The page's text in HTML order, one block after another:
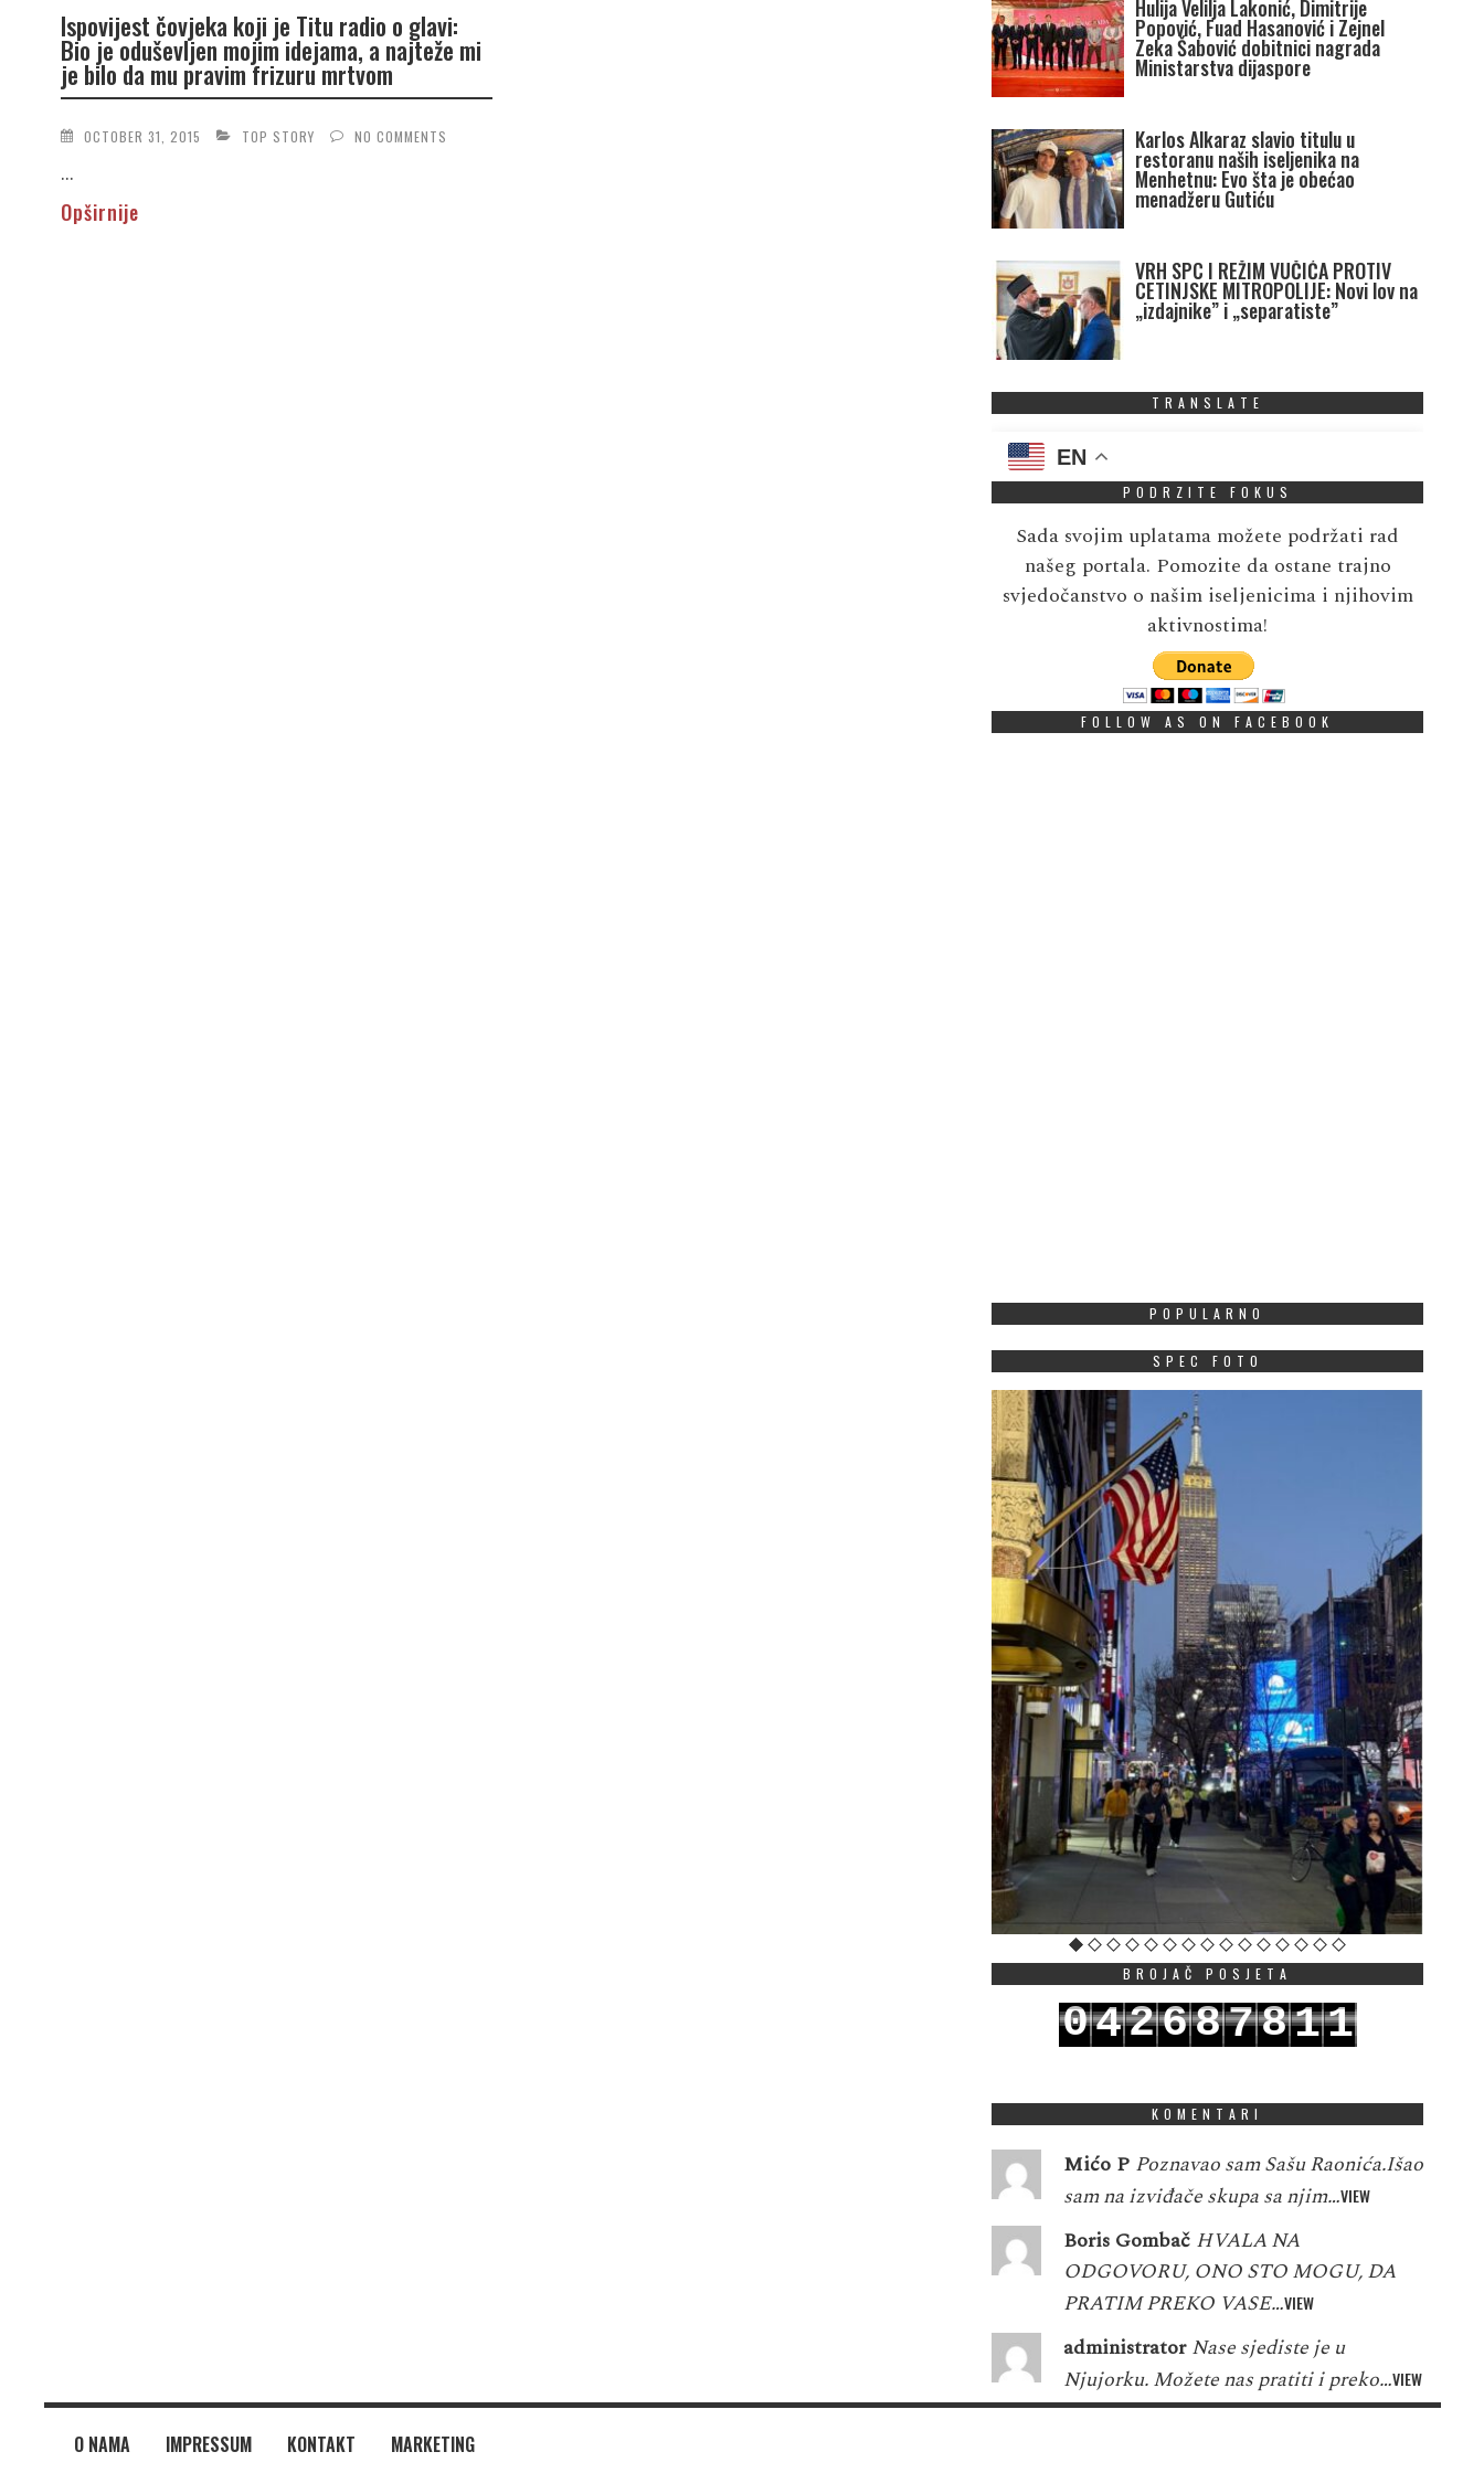
Ispovijest čovjeka koji je Titu radio o glavi:
Bio je oduševljen mojim idejama, a najteže mi
je bilo da mu pravim frizuru mrtvom
OCTOBER 31, 2015 TOP STORY NO COMMENTS
...
Opširnije
Hulija Velilja Lakonić, Dimitrije
Popović, Fuad Hasanović i Zejnel
Zeka Šabović dobitnici nagrada
Ministarstva dijaspore
Karlos Alkaraz slavio titulu u
restoranu naših iseljenika na
Menhetnu: Evo šta je obećao
menadžeru Gutiću
VRH SPC I REŽIM VUČIĆA PROTIV
CETINJSKE MITROPOLIJE: Novi lov na
„izdajnike” i „separatiste”
TRANSLATE
EN
PODRZITE FOKUS
Sada svojim uplatama možete podržati rad
našeg portala. Pomozite da ostane trajno
svjedočanstvo o našim iseljenicima i njihovim
aktivnostima!
FOLLOW AS ON FACEBOOK
POPULARNO
SPEC FOTO
BROJAČ POSJETA
042687811
KOMENTARI
Mićo P Poznavao sam Sašu Raonića.Išao
sam na izviđače skupa sa njim…VIEW
Boris Gombač HVALA NA
ODGOVORU, ONO STO MOGU, DA
PRATIM PREKO VASE…VIEW
administrator Nase sjediste je u
Njujorku. Možete nas pratiti i preko…VIEW
O NAMA IMPRESSUM KONTAKT MARKETING